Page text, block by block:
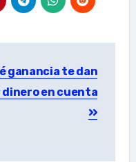
ganancia te dan
dinero en cuenta